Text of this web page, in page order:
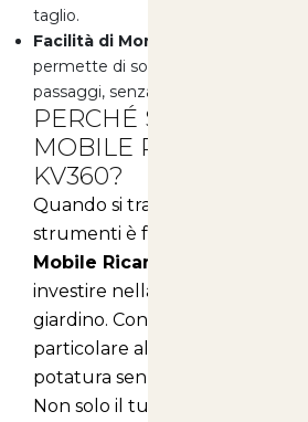
taglio.
Facilità di Montaggio:
permette di sostituire la lama in
passaggi, senza necessità di
PERCHÉ SCEGLIERE
MOBILE RICAMBIO
KV360?
Quando si tratta di potatura, la
strumenti è fondamentale.
Mobile Ricambio per Forbice
investire nella salute e nel
giardino. Con un taglio preciso
particolare al comfort, potrai
potatura senza stress e con
Non solo il tuo giardino